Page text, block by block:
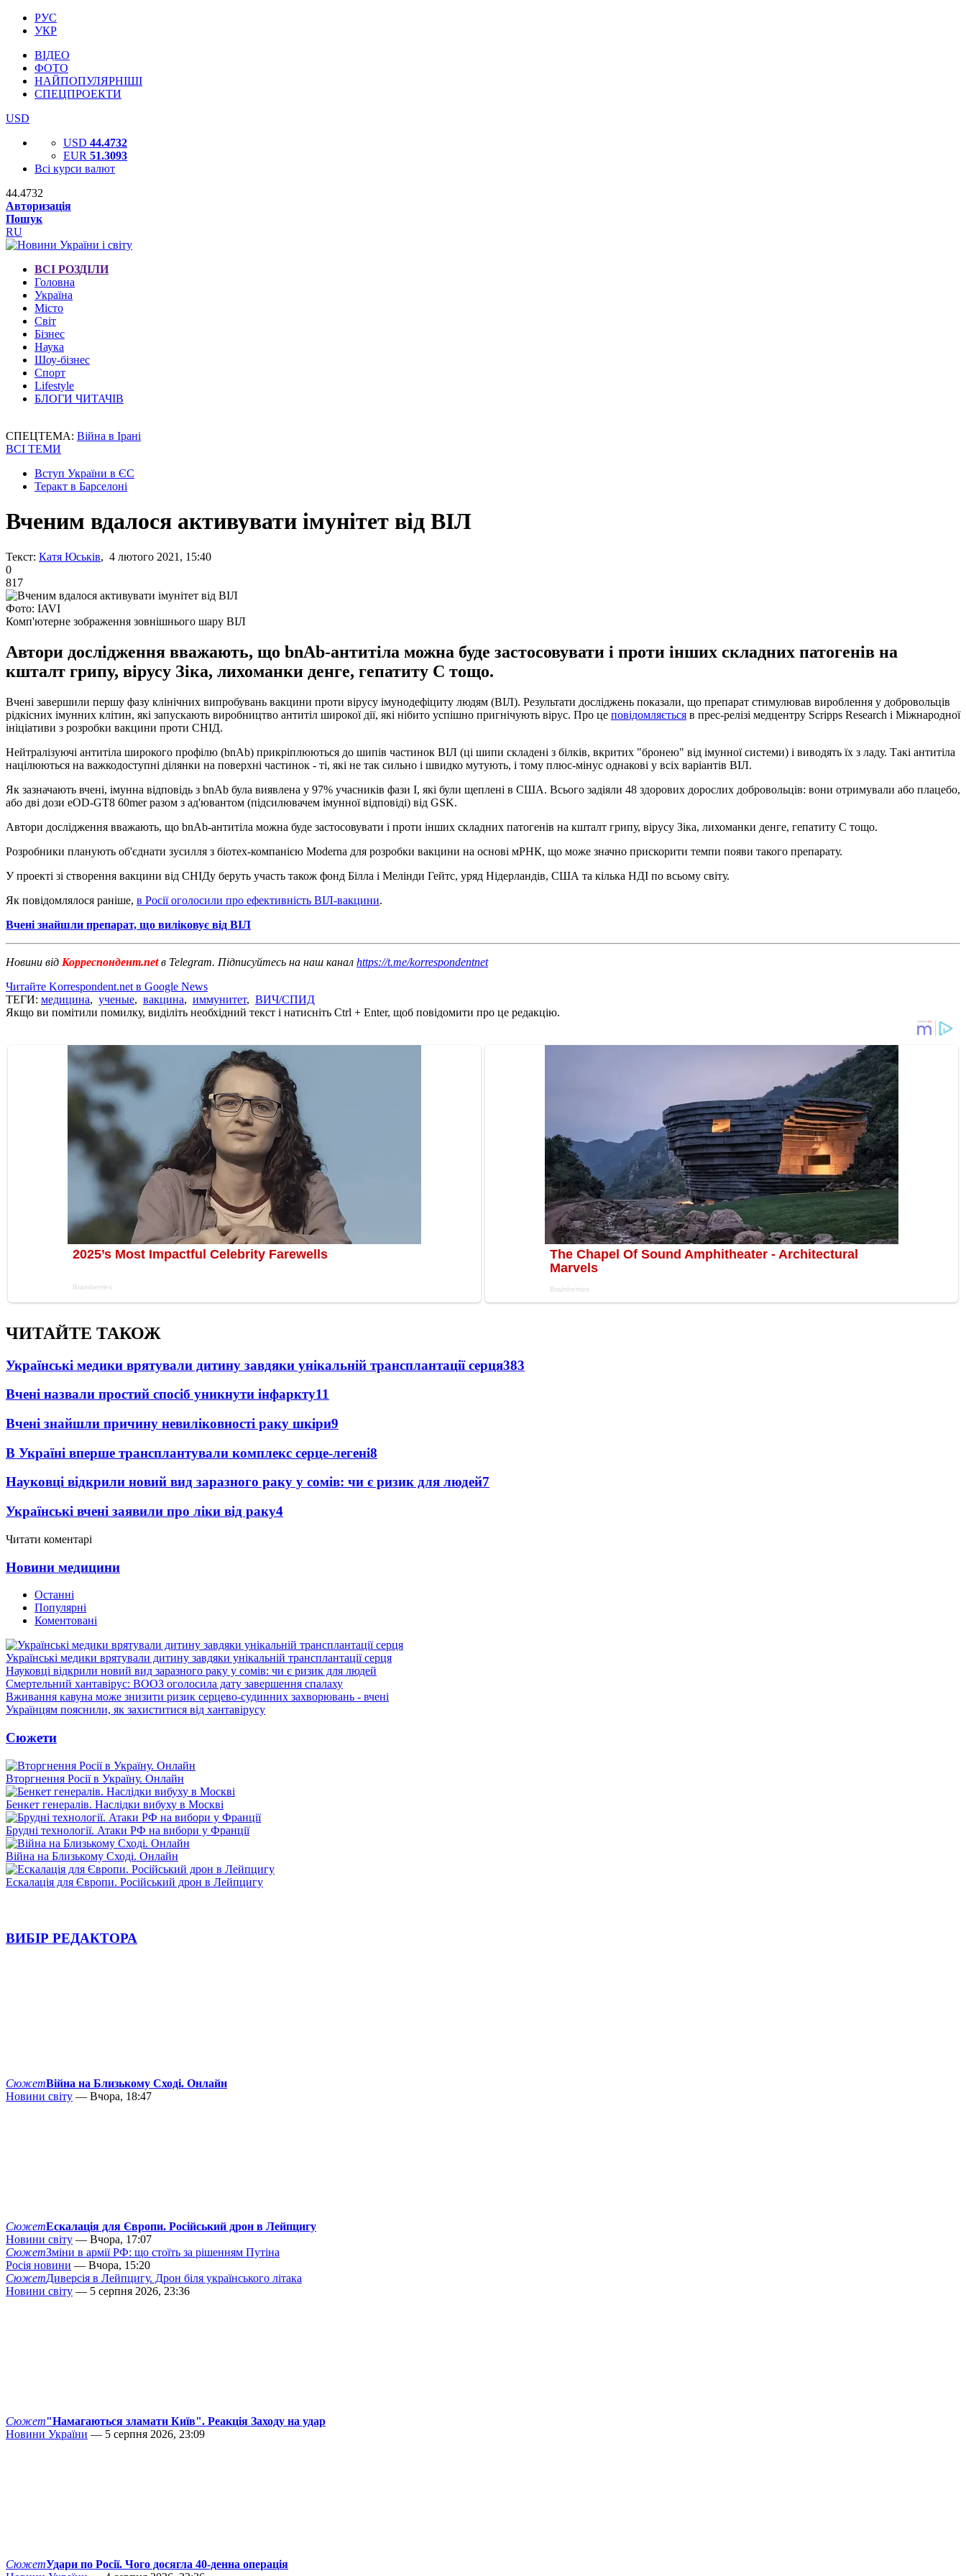
РУС
УКР
ВІДЕО
ФОТО
НАЙПОПУЛЯРНІШІ
СПЕЦПРОЕКТИ
USD
USD 44.4732
EUR 51.3093
Всі курси валют
44.4732
Авторизація
Пошук
RU
ВСІ РОЗДІЛИ
Головна
Україна
Місто
Світ
Бізнес
Наука
Шоу-бізнес
Спорт
Lifestyle
БЛОГИ ЧИТАЧІВ
СПЕЦТЕМА: Війна в Ірані
ВСІ ТЕМИ
Вступ України в ЄС
Теракт в Барселоні
Вченим вдалося активувати імунітет від ВІЛ
Текст: Катя Юськів, 4 лютого 2021, 15:40
0
817
Фото: IAVI
Комп'ютерне зображення зовнішнього шару ВІЛ
Автори дослідження вважають, що bnAb-антитіла можна буде застосовувати і проти інших складних патогенів на
кшталт грипу, вірусу Зіка, лихоманки денге, гепатиту С тощо.
Вчені завершили першу фазу клінічних випробувань вакцини проти вірусу імунодефіциту людям (ВІЛ). Результати досліджень показали, що препарат стимулював вироблення у добровольців
рідкісних імунних клітин, які запускають виробництво антитіл широкої дії, які нібито успішно пригнічують вірус. Про це повідомляється в прес-релізі медцентру Scripps Research і Міжнародної
ініціативи з розробки вакцини проти СНІД.
Нейтралізуючі антитіла широкого профілю (bnAb) прикріплюються до шипів частинок ВІЛ (ці шипи складені з білків, вкритих "бронею" від імунної системи) і виводять їх з ладу. Такі антитіла
націлюються на важкодоступні ділянки на поверхні частинок - ті, які не так сильно і швидко мутують, і тому плюс-мінус однакові у всіх варіантів ВІЛ.
Як зазначають вчені, імунна відповідь з bnAb була виявлена у 97% учасників фази I, які були щеплені в США. Всього задіяли 48 здорових дорослих добровольців: вони отримували або плацебо,
або дві дози eOD-GT8 60mer разом з ад'ювантом (підсилювачем імунної відповіді) від GSK.
Автори дослідження вважають, що bnAb-антитіла можна буде застосовувати і проти інших складних патогенів на кшталт грипу, вірусу Зіка, лихоманки денге, гепатиту С тощо.
Розробники планують об'єднати зусилля з біотех-компанією Moderna для розробки вакцини на основі мРНК, що може значно прискорити темпи появи такого препарату.
У проекті зі створення вакцини від СНІДу беруть участь також фонд Білла і Мелінди Гейтс, уряд Нідерландів, США та кілька НДІ по всьому світу.
Як повідомлялося раніше, в Росії оголосили про ефективність ВІЛ-вакцини.
Вчені знайшли препарат, що виліковує від ВІЛ
Новини від Корреспондент.netв Telegram. Підписуйтесь на наш канал https://t.me/korrespondentnet
Читайте Korrespondent.net в Google News
ТЕГИ: медицина, ученые, вакцина, иммунитет, ВИЧ/СПИД
Якщо ви помітили помилку, виділіть необхідний текст і натисніть Ctrl + Enter, щоб повідомити про це редакцію.
ЧИТАЙТЕ ТАКОЖ
Українські медики врятували дитину завдяки унікальній трансплантації серця383
Вчені назвали простий спосіб уникнути інфаркту11
Вчені знайшли причину невиліковності раку шкіри9
В Україні вперше трансплантували комплекс серце-легені8
Науковці відкрили новий вид заразного раку у сомів: чи є ризик для людей7
Українські вчені заявили про ліки від раку4
Читати коментарі
Новини медицини
Останні
Популярні
Коментовані
Українські медики врятували дитину завдяки унікальній трансплантації серця
Науковці відкрили новий вид заразного раку у сомів: чи є ризик для людей
Смертельний хантавірус: ВООЗ оголосила дату завершення спалаху
Вживання кавуна може знизити ризик серцево-судинних захворювань - вчені
Українцям пояснили, як захиститися від хантавірусу
Сюжети
Вторгнення Росії в Україну. Онлайн
Бенкет генералів. Наслідки вибуху в Москві
Брудні технології. Атаки РФ на вибори у Франції
Війна на Близькому Сході. Онлайн
Ескалація для Європи. Російський дрон в Лейпцигу
ВИБІР РЕДАКТОРА
СюжетВійна на Близькому Сході. Онлайн
Новини світу — Вчора, 18:47
СюжетЕскалація для Європи. Російський дрон в Лейпцигу
Новини світу — Вчора, 17:07
СюжетЗміни в армії РФ: що стоїть за рішенням Путіна
Росія новини — Вчора, 15:20
СюжетДиверсія в Лейпцигу. Дрон біля українського літака
Новини світу — 5 серпня 2026, 23:36
Сюжет"Намагаються зламати Київ". Реакція Заходу на удар
Новини України — 5 серпня 2026, 23:09
СюжетУдари по Росії. Чого досягла 40-денна операція